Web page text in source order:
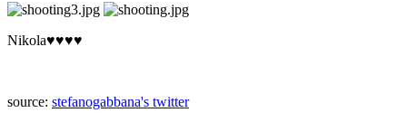
Nikola♥♥♥♥
source: stefanogabbana's twitter